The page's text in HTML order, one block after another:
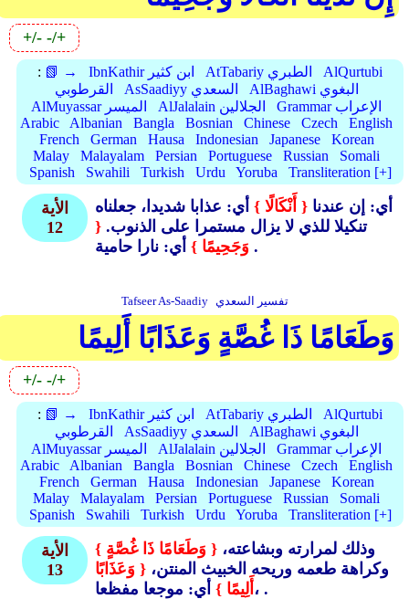
+/- -/+
: 📗 → IbnKathir ابن كثير AtTabariy الطبري
AlQurtubi
القرطوبي
AsSaadiyy السعدي
AlBaghawi البغوي
AlMuyassar الميسر
AlJalalain الجلالين
Grammar الإعراب
Arabic
Albanian Bangla Bosnian Chinese Czech
English
French
German Hausa Indonesian Japanese
Korean
Malay
Malayalam Persian Portuguese Russian
Somali
Spanish
Swahili Turkish Urdu Yoruba Transliteration [+]
الأية
12
أي: إن عندنا { أَنْكَالًا } أي: عذابا شديدا، جعلناه
تنكيلا للذي لا يزال مستمرا على الذنوب. {
وَجَحِيمًا } أي: نارا حامية .
Tafseer As-Saadiy تفسير السعدي
وَطَعَامًا ذَا غُصَّةٍ وَعَذَابًا أَلِيمًا
+/- -/+
: 📗 → IbnKathir ابن كثير AtTabariy الطبري
AlQurtubi
القرطوبي
AsSaadiyy السعدي
AlBaghawi البغوي
AlMuyassar الميسر
AlJalalain الجلالين
Grammar الإعراب
Arabic
Albanian Bangla Bosnian Chinese Czech
English
French
German Hausa Indonesian Japanese
Korean
Malay
Malayalam Persian Portuguese Russian
Somali
Spanish
Swahili Turkish Urdu Yoruba Transliteration [+]
الأية
13
{ وَطَعَامًا ذَا غُصَّةٍ }
وكراهة طعمه وريحه الخبيث المنتن، { وَعَذَابًا
أَلِيمًا } أي: موجعا مفظعا، .